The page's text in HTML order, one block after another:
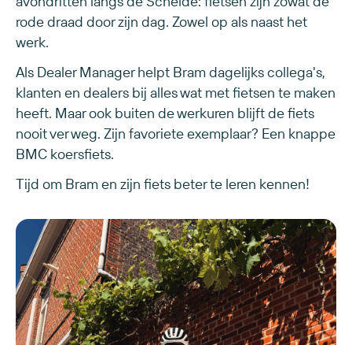
rode draad door zijn dag. Zowel op als naast het
werk.
Als Dealer Manager helpt Bram dagelijks collega's,
klanten en dealers bij alles wat met fietsen te maken
heeft. Maar ook buiten de werkuren blijft de fiets
nooit ver weg. Zijn favoriete exemplaar? Een knappe
BMC koersfiets.
Tijd om Bram en zijn fiets beter te leren kennen!